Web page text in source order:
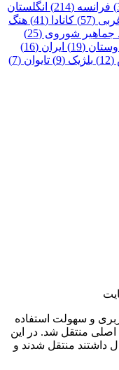
فرانسه (214)
انگلستان
(57) کانادا (41)
هنگ
جماهیر شوروی (25)
(19)
ایران (16)
بلژیک (9)
تایوان (7)
و سهولت استفاده
اصلی منتقل شد. در این
داشتند منتقل شدند و